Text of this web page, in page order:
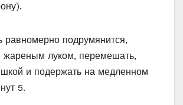
равномерно подрумянится,
жареным луком, перемешать,
и подержать на медленном
5.